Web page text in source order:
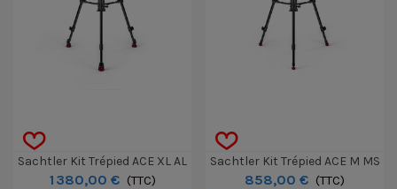
Sachtler Kit Trépied ACE XL AL
MS MK II
1 380,00 € (TTC)
Sachtler Kit Trépied ACE M MS
Mk II
858,00 € (TTC)